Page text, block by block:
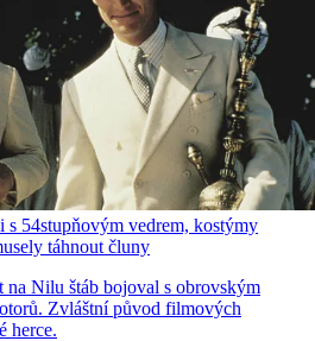
54stupňovým vedrem, kostýmy
táhnout čluny
na Nilu štáb bojoval s obrovským
Zvláštní původ filmových
herce.